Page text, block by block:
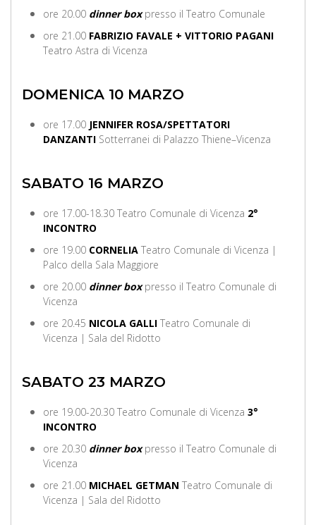
ore 20.00 dinner boxpresso il Teatro Comunale
ore 21.00 FABRIZIO FAVALE + VITTORIO PAGANI
Teatro Astra di Vicenza
DOMENICA 10 MARZO
ore 17.00 JENNIFER ROSA/SPETTATORI
DANZANTI Sotterranei di Palazzo Thiene–Vicenza
SABATO 16 MARZO
ore 17.00-18.30 Teatro Comunale di Vicenza 2°
INCONTRO
ore 19.00 CORNELIA Teatro Comunale di Vicenza |
Palco della Sala Maggiore
ore 20.00 dinner boxpresso il Teatro Comunale di
Vicenza
ore 20.45 NICOLA GALLI Teatro Comunale di
Vicenza | Sala del Ridotto
SABATO 23 MARZO
ore 19.00-20.30 Teatro Comunale di Vicenza 3°
INCONTRO
ore 20.30 dinner boxpresso il Teatro Comunale di
Vicenza
ore 21.00 MICHAEL GETMAN Teatro Comunale di
Vicenza | Sala del Ridotto